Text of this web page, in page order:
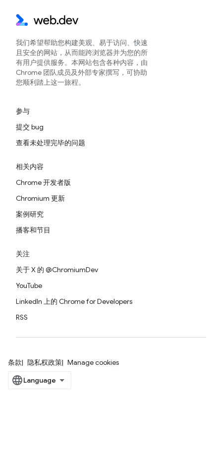
我们希望帮助您构建美观、易于访问、快速
且安全的网站，从而能跨浏览器并为您的所
有用户提供服务。本网站包含各种内容，由
Chrome 团队成员及外部专家撰写，可协助
您顺利踏上这一旅程。
参与
提交 bug
查看未处理完毕的问题
相关内容
Chrome 开发者版
Chromium 更新
案例研究
播客和节目
关注
关于 X 的 @ChromiumDev
YouTube
LinkedIn 上的 Chrome for Developers
RSS
条款 隐私权政策 Manage cookies